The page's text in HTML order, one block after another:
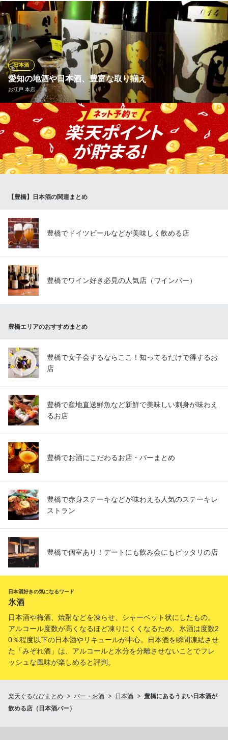
ＪＲ豊橋駅東口 徒歩5分
愛知県豊橋市駅前大通1-27 大石ビル1F
当店では、地酒をはじめとする全国各地の日本酒を数多くご用
意！入手困難な地酒・蓬莱泉の『空』も入荷しております！上品
にメロンのように香り、口に含むと酸を感じさせない優しい口当
たりと心地よい甘味が上品なテイスト。後半はじんわりといった
感じで余韻も楽しめます。
三代目 あら兵衛 豊橋駅前店
名古屋コーチン鶏料理
ＪＲ豊橋駅東口 徒歩3分
愛知県豊橋市駅前大通1-70
愛知の地酒や日本酒、豊富な取り揃え
お江戸 本店
日本酒
全室個室なのでゆっくりと過ごしていただけ、豊橋駅から徒歩3分
の立地なので、接待や、会社での宴会にも最適です。特に日本酒
は希少価値の高い物から定番酒まで居酒屋ならではの幅広い品揃
え、お好みや、料理に合わせてお楽しみいただけます。半合(90m
l）からご注文可能なので、少しずつ様々な銘柄をお試しいただけ
ます。
お江戸 本店
ＪＲ豊橋駅 徒歩2分
愛知県豊橋市松葉町1-24
【豊橋】日本酒の関連まとめ
豊橋でドイツビールなどが美味しく飲める店
豊橋でワイン好き必見の人気店（ワインバー）
豊橋エリアのおすすめまとめ
豊橋で女子会するならここ！知ってるだけで得するお
店
豊橋で産地直送鮮魚など新鮮で美味しい刺身が味わえ
るお店
豊橋でお酒にこだわるお店・バーまとめ
豊橋で赤身ステーキなどが味わえる人気のステーキレ
ストラン
豊橋で個室あり！デートにも飲み会にもピッタリの店
日本酒好きの気になるワード
氷酒
日本酒や梅酒、焼酎などを凍らせ、シャーベット状にしたもの。
アルコール度数が高くなるほど凍りにくくなるため、氷酒は度数2
0％程度以下の日本酒やリキュールが中心。日本酒を瞬間凍結させ
た「みぞれ酒」は、アルコールと水分を分離させないことでフレ
ッシュな風味が楽しめると評判。
楽天ぐるなびまとめ バー・お酒 日本酒
豊橋にあるうまい日本酒が
飲める店（日本酒バー）